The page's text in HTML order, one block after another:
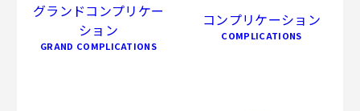
グランドコンプリケー
ション
GRAND COMPLICATIONS
コンプリケーション
COMPLICATIONS